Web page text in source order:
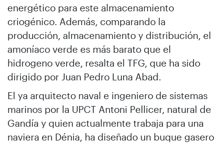
energético para este almacenamiento
criogénico. Además, comparando la
producción, almacenamiento y distribución, el
amoníaco verde es más barato que el
hidrogeno verde, resalta el TFG, que ha sido
dirigido por Juan Pedro Luna Abad.
El ya arquitecto naval e ingeniero de sistemas
marinos por la UPCT Antoni Pellicer, natural de
Gandía y quien actualmente trabaja para una
naviera en Dénia, ha diseñado un buque gasero